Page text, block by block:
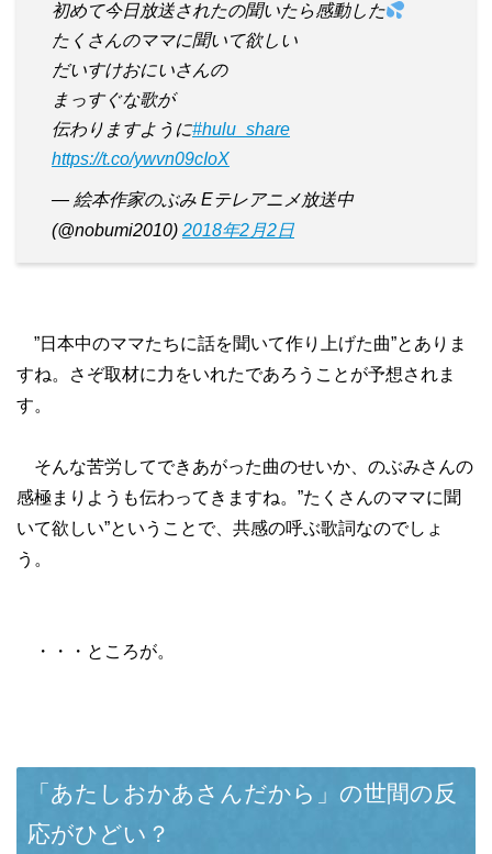
初めて今日放送されたの聞いたら感動した
たくさんのママに聞いて欲しい
だいすけおにいさんの
まっすぐな歌が
伝わりますように#hulu_share
https://t.co/ywvn09cIoX
— 絵本作家のぶみ Eテレアニメ放送中
(@nobumi2010) 2018年2月2日
”日本中のママたちに話を聞いて作り上げた曲”とありま
すね。さぞ取材に力をいれたであろうことが予想されま
す。
そんな苦労してできあがった曲のせいか、のぶみさんの
感極まりようも伝わってきますね。”たくさんのママに聞
いて欲しい”ということで、共感の呼ぶ歌詞なのでしょ
う。
・・・ところが。
「あたしおかあさんだから」の世間の反
応がひどい？